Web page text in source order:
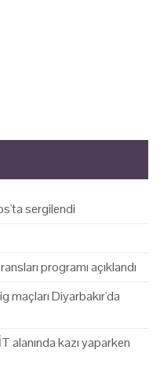
sergilendi
programı açıklandı
maçları Diyarbakır'da
alanında kazı yaparken